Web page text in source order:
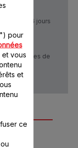
sous 5 à 6 jours
générales de
vente
pour
vous
et
ce